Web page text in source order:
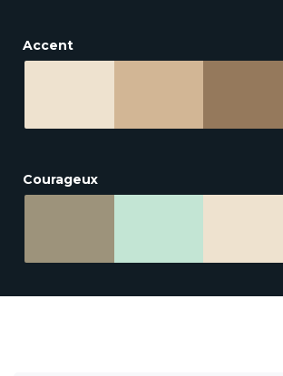
Accent
Courageux